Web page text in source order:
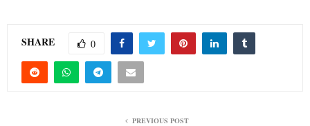
SHARE 0
PREVIOUS POST